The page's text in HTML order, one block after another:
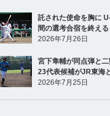
託された使命を胸に
間の選考合宿を終える
2026年7月26日
宮下隼輔が同点弾と
23代表候補がJR東海
2026年7月25日